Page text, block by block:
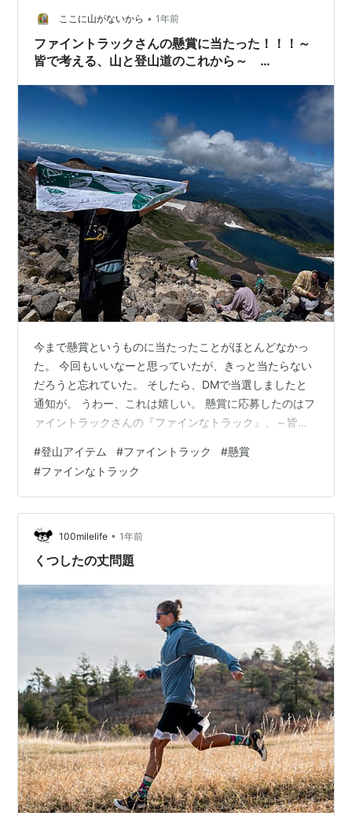
ここに山がないから • 1年前
ファイントラックさんの懸賞に当たった！！！～
皆で考える、山と登山道のこれから～
今まで懸賞というものに当たったことがほとんどなかっ
た。 今回もいいなーと思っていたが、きっと当たらない
だろうと忘れていた。 そしたら、DMで当選しましたと
通知が。 うわー、これは嬉しい。 懸賞に応募したのはフ
ァイントラックさんの『ファインなトラック』、～皆で
での保全活動についてのアンケートに答えました。 後輩
が山に登るときには一つゴミを拾って帰るというのをし
ていると聞いていたので、改めて今回の企画で色々自分
でも考えてみました。 登山道で気になるところ。 私は家
族登山をしているので、大人だけではなくて子供の目線
でも検討。 そもそも、子供を登山に…
#登山アイテム #ファイントラック #懸賞
#ファインなトラック
100milelife • 1年前
くつしたの丈問題